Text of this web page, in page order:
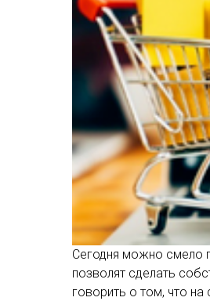
Сегодня можно смело
позволят сделать
говорить о том, что